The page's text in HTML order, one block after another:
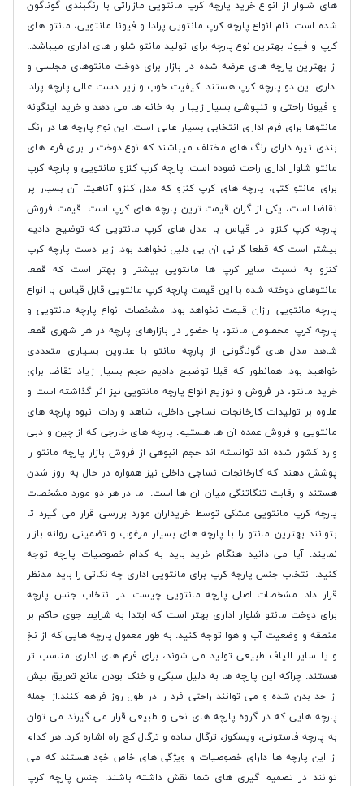
های شلوار از انواع خرید پارچه کرپ مانتویی مازراتی با رنگبندی گوناگون
شده است. نام انواع پارچه کرپ مانتویی پرادا و فیونا مانتویی، مانتو های
کرپ و فیونا بهترین نوع پارچه برای تولید مانتو شلوار های اداری میباشد..
از بهترین پارچه های عرضه شده در بازار برای دوخت مانتوهای مجلسی و
اداری این دو پارچه کرپ هستند. کیفیت خوب و زیر دست عالی پارچه پرادا
و فیونا راحتی و تنپوشی بسیار زیبا را به خانم ها می دهد و خرید اینگونه
مانتوها برای فرم اداری انتخابی بسیار عالی است. این نوع پارچه ها در رنگ
بندی تیره دارای رنگ های مختلف میباشند که نوع دوخت را برای فرم های
مانتو شلوار اداری راحت نموده است. پارچه کرپ کنزو مانتویی و پارچه کرپ
برای مانتو کتی، پارچه های کرپ کنزو که مدل کنزو آناهیتا آن بسیار پر
تقاضا است، یکی از گران قیمت ترین پارچه های کرپ است. قیمت فروش
پارچه کرپ کنزو در قیاس با مدل های کرپ مانتویی که توضیح دادیم
بیشتر است که قطعا گرانی آن بی دلیل نخواهد بود. زیر دست پارچه کرپ
کنزو به نسبت سایر کرپ ها مانتویی بیشتر و بهتر است که قطعا
مانتوهای دوخته شده با این قیمت پارچه کرپ مانتویی قابل قیاس با انواع
پارچه مانتویی ارزان قیمت نخواهد بود. مشخصات انواع پارچه مانتویی و
پارچه کرپ مخصوص مانتو، با حضور در بازارهای پارچه در هر شهری قطعا
شاهد مدل های گوناگونی از پارچه مانتو با عناوین بسیاری متعددی
خواهید بود. همانطور که قبلا توضیح دادیم حجم بسیار زیاد تقاضا برای
خرید مانتو، در فروش و توزیع انواع پارچه مانتویی نیز اثر گذاشته است و
علاوه بر تولیدات کارخانجات نساجی داخلی، شاهد واردات انبوه پارچه های
مانتویی و فروش عمده آن ها هستیم. پارچه های خارجی که از چین و دبی
وارد کشور شده اند توانسته اند حجم انبوهی از فروش بازار پارچه مانتو را
پوشش دهند که کارخانجات نساجی داخلی نیز همواره در حال به روز شدن
هستند و رقابت تنگاتنگی میان آن ها است. اما در هر دو مورد مشخصات
پارچه کرپ مانتویی مشکی توسط خریداران مورد بررسی قرار می گیرد تا
بتوانند بهترین مانتو را با پارچه های بسیار مرغوب و تضمینی روانه بازار
نمایند. آیا می دانید هنگام خرید باید به کدام خصوصیات پارچه توجه
کنید. انتخاب جنس پارچه کرپ برای مانتویی اداری چه نکاتی را باید مدنظر
قرار داد. مشخصات اصلی پارچه مانتویی چیست. در انتخاب جنس پارچه
برای دوخت مانتو شلوار اداری بهتر است که ابتدا به شرایط جوی حاکم بر
منطقه و وضعیت آب و هوا توجه کنید. به طور معمول پارچه هایی که از نخ
و یا سایر الیاف طبیعی تولید می شوند، برای فرم های اداری مناسب تر
هستند. چراکه این پارچه ها به دلیل سبکی و خنک بودن مانع تعریق بیش
از حد بدن شده و می توانند راحتی فرد را در طول روز فراهم کنند.از جمله
پارچه هایی که در گروه پارچه های نخی و طبیعی قرار می گیرند می توان
به پارچه فاستونی، ویسکوز، ترگال ساده و ترگال کج راه اشاره کرد. هر کدام
از این پارچه ها دارای خصوصیات و ویژگی های خاص خود هستند که می
توانند در تصمیم گیری های شما نقش داشته باشند. جنس پارچه کرپ